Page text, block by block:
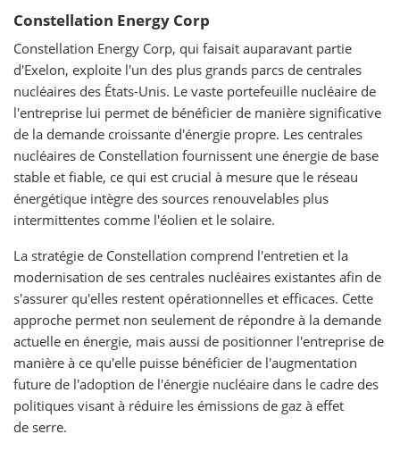
Constellation Energy Corp
Constellation Energy Corp, qui faisait auparavant partie
d'Exelon, exploite l'un des plus grands parcs de centrales
nucléaires des États-Unis. Le vaste portefeuille nucléaire de
l'entreprise lui permet de bénéficier de manière significative
de la demande croissante d'énergie propre. Les centrales
nucléaires de Constellation fournissent une énergie de base
stable et fiable, ce qui est crucial à mesure que le réseau
énergétique intègre des sources renouvelables plus
intermittentes comme l'éolien et le solaire.
La stratégie de Constellation comprend l'entretien et la
modernisation de ses centrales nucléaires existantes afin de
s'assurer qu'elles restent opérationnelles et efficaces. Cette
approche permet non seulement de répondre à la demande
actuelle en énergie, mais aussi de positionner l'entreprise de
manière à ce qu'elle puisse bénéficier de l'augmentation
future de l'adoption de l'énergie nucléaire dans le cadre des
politiques visant à réduire les émissions de gaz à effet
de serre.